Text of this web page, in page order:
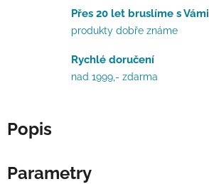
Přes 20 let bruslíme s Vámi
produkty dobře známe
Rychlé doručení
nad 1999,- zdarma
Popis
Parametry